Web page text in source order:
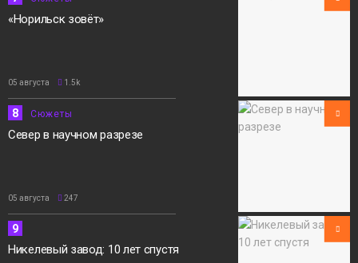
«Норильск зовёт»
05 августа 1.5k
8 Сюжеты
Север в научном разрезе
05 августа 247
9
Никелевый завод: 10 лет спустя